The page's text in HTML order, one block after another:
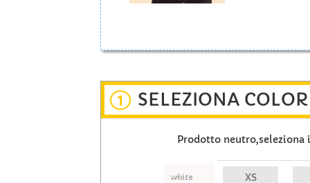
1 SELEZIONA
Prodotto
white